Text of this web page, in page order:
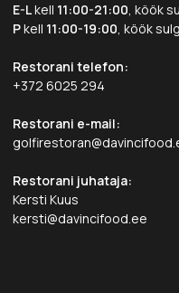
E-Lkell 11:00-21:00, köök
Pkell 11:00-19:00, köök
Restorani telefon:
+372 6025 294
Restorani e-mail:
Restorani juhataja:
Kersti Kuus
kersti@davincifood.ee